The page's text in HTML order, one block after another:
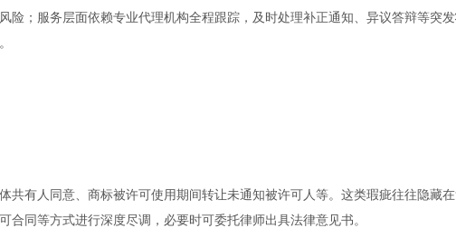
险；服务层面依赖专业代理机构全程跟踪，及时处理补正通知、异议答辩等突
共有人同意、商标被许可使用期间转让未通知被许可人等。这类瑕疵往往隐藏
同等方式进行深度尽调，必要时可委托律师出具法律意见书。